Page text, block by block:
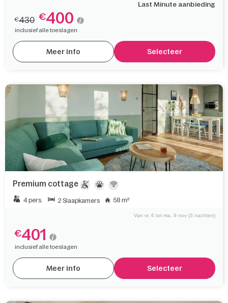
Last Minute aanbieding
€430 €400
inclusief alle toeslagen
Meer info Selecteer
Premium cottage
4 pers. 2 Slaapkamers 58 m²
Van vr. 6 tot ma. 9 nov (3 nachten)
€401
inclusief alle toeslagen
Meer info Selecteer